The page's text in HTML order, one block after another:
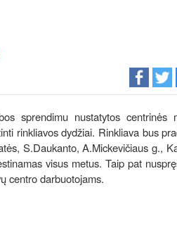
sprendimu nustatytos
rinkliavos dydžiai. Rinkliava bus
S.Daukanto, A.Mickevičiaus g.,
visus metus. Taip pat
centro darbuotojams.